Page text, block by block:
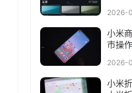
2026-
小米
市操
2026-
小米